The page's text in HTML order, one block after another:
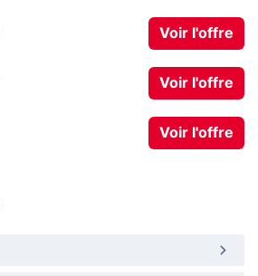
Voir l'offre
Voir l'offre
Voir l'offre